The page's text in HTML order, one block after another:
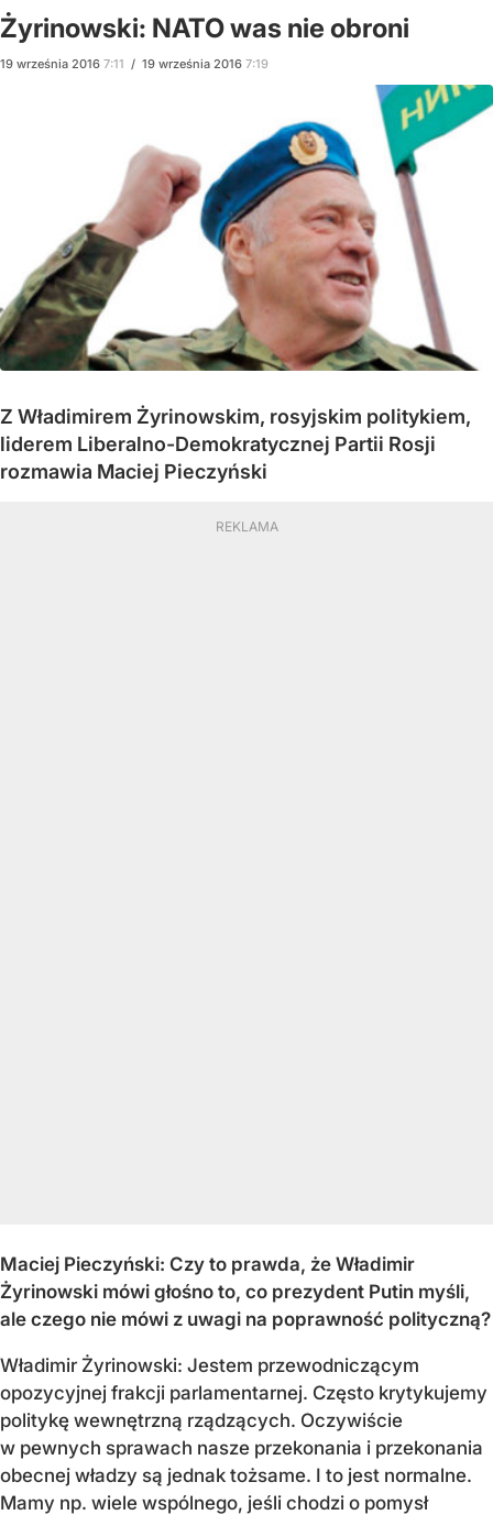
Żyrinowski: NATO was nie obroni
19 września 2016 7:11 / 19 września 2016 7:19
Z Władimirem Żyrinowskim, rosyjskim politykiem,
liderem Liberalno-Demokratycznej Partii Rosji
rozmawia Maciej Pieczyński
Maciej Pieczyński: Czy to prawda, że Władimir
Żyrinowski mówi głośno to, co prezydent Putin myśli,
ale czego nie mówi z uwagi na poprawność polityczną?
Władimir Żyrinowski: Jestem przewodniczącym
opozycyjnej frakcji parlamentarnej. Często krytykujemy
politykę wewnętrzną rządzących. Oczywiście
w pewnych sprawach nasze przekonania i przekonania
obecnej władzy są jednak tożsame. I to jest normalne.
Mamy np. wiele wspólnego, jeśli chodzi o pomysł